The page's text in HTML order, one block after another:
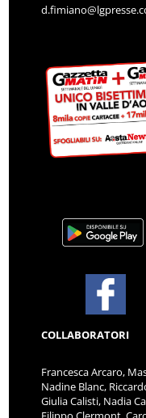
COLLABORATORI
Nadine Blanc,
Giulia Calisti, Nadia
Filippo Clermont,
Dufour, Christian